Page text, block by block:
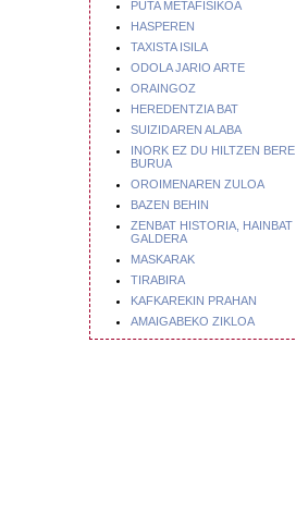
PUTA METAFISIKOA
HASPEREN
TAXISTA ISILA
ODOLA JARIO ARTE
ORAINGOZ
HEREDENTZIA BAT
SUIZIDAREN ALABA
INORK EZ DU HILTZEN BERE
BURUA
OROIMENAREN ZULOA
BAZEN BEHIN
ZENBAT HISTORIA, HAINBAT
GALDERA
MASKARAK
TIRABIRA
KAFKAREKIN PRAHAN
AMAIGABEKO ZIKLOA